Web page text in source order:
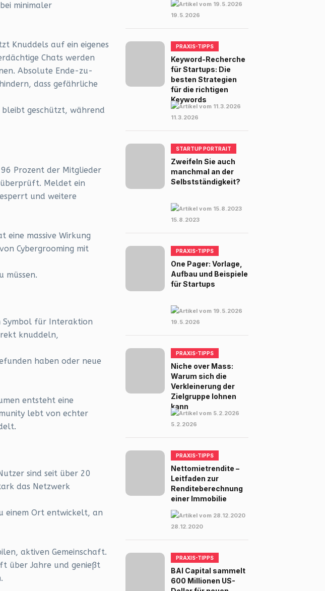
minimaler
Knuddels auf ein eigenes
Chats werden
Absolute Ende-zu-
dass gefährliche
bleibt geschützt, während
Prozent der Mitglieder
Meldet ein
und weitere
eine massive Wirkung
Cybergrooming mit
müssen.
Symbol für Interaktion
knuddeln,
haben oder neue
entsteht eine
lebt von echter
sind seit über 20
das Netzwerk
einem Ort entwickelt, an
aktiven Gemeinschaft.
über Jahre und genießt
19.5.2026
PRAXIS-TIPPS
Keyword-Recherche
für Startups: Die
besten Strategien
für die richtigen
Keywords
11.3.2026
STARTUP PORTRAIT
Zweifeln Sie auch
manchmal an der
Selbstständigkeit?
15.8.2023
PRAXIS-TIPPS
One Pager: Vorlage,
Aufbau und Beispiele
für Startups
19.5.2026
PRAXIS-TIPPS
Niche over Mass:
Warum sich die
Verkleinerung der
Zielgruppe lohnen
kann
5.2.2026
PRAXIS-TIPPS
Nettomietrendite –
Leitfaden zur
Renditeberechnung
einer Immobilie
28.12.2020
PRAXIS-TIPPS
BAI Capital sammelt
600 Millionen US-